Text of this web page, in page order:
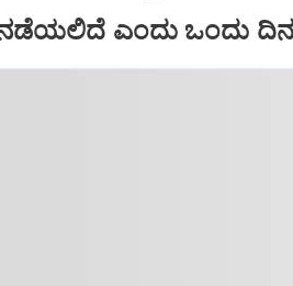
ನಡೆಯಲಿದೆ ಎಂದು ಒಂದು